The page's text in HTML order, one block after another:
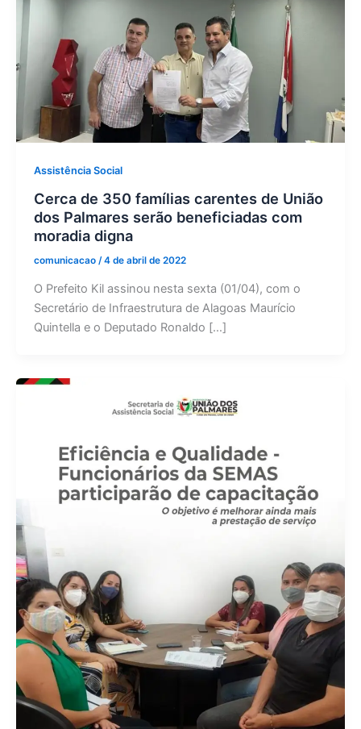
Assistência Social
Cerca de 350 famílias carentes de União
dos Palmares serão beneficiadas com
moradia digna
comunicacao /4 de abril de 2022
O Prefeito Kil assinou nesta sexta (01/04), com o
Secretário de Infraestrutura de Alagoas Maurício
Quintella e o Deputado Ronaldo […]